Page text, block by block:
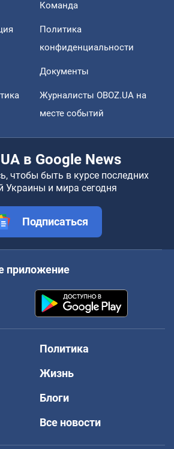
Команда
Политика
конфиденциальности
Документы
Журналисты OBOZ.UA на
месте событий
в Google News
чтобы быть в курсе последних
Украины и мира сегодня
Подписаться
приложение
Политика
Жизнь
Блоги
Все новости